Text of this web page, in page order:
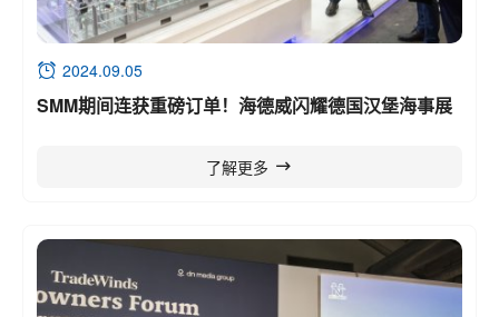
2024.09.05
SMM期间连获重磅订单！海德威闪耀德国汉堡海事展
了解更多